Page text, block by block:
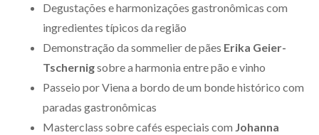
Degustações e harmonizações gastronômicas com
ingredientes típicos da região
Demonstração da sommelier de pães Erika Geier-
Tschernigsobre a harmonia entre pão e vinho
Passeio por Viena a bordo de um bonde histórico com
paradas gastronômicas
Masterclass sobre cafés especiais com Johanna